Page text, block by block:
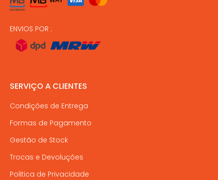
ENVIOS POR :
SERVIÇO A CLIENTES
Condições de Entrega
Formas de Pagamento
Gestão de Stock
Trocas e Devoluções
Politica de Privacidade